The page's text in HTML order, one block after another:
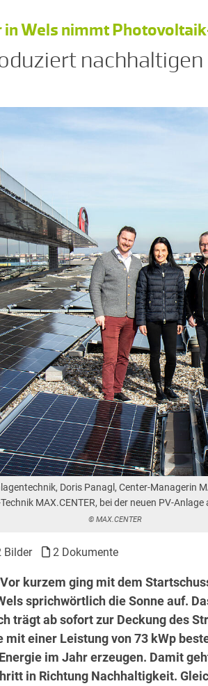
in Wels nimmt
Doris Panagl, Center-Managerin
MAX.CENTER, bei der neuen PV-
© MAX.CENTER
Bilder 2 Dokumente
kurzem ging mit dem
sprichwörtlich die Sonne auf.
trägt ab sofort zur Deckung des
einer Leistung von 73 kWp
im Jahr erzeugen. Damit
in Richtung Nachhaltigkeit.